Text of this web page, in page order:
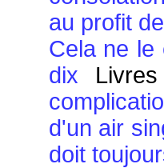
au profit
Cela ne le
dix Livres
d'un air
doit